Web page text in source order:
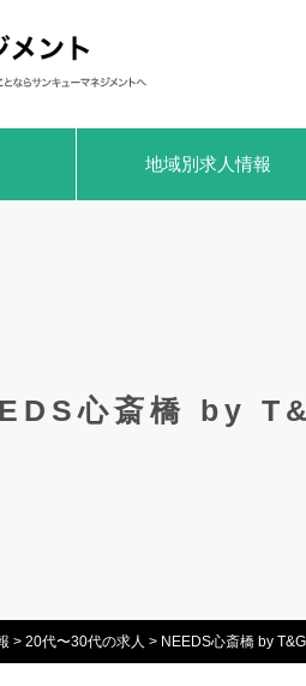
地域別求人情報
心斎橋 by
> 20代〜30代の求人 > NEEDS心斎橋 by